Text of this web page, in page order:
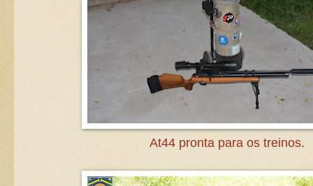
At44 pronta para os treinos.